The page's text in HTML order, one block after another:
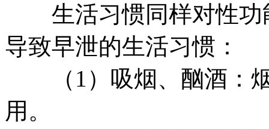
生活习惯同样对性功
导致早泄的生活习惯：
（1）吸烟、酗酒：烟
用。